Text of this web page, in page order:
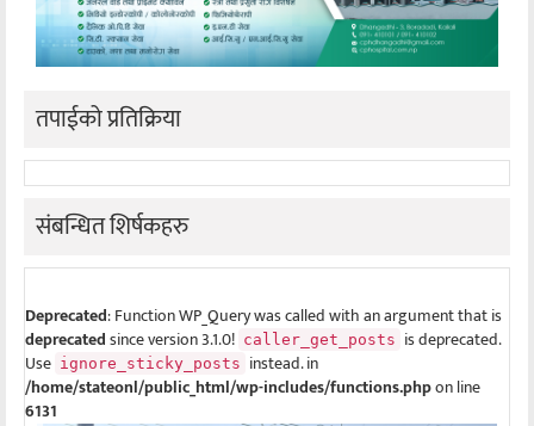
तपाईको प्रतिक्रिया
संबन्धित शिर्षकहरु
Deprecated: Function WP_Query was called with an argument that is
deprecatedsince version 3.1.0! caller_get_posts is deprecated.
Use ignore_sticky_posts instead. in
/home/stateonl/public_html/wp-includes/functions.phpon line
6131